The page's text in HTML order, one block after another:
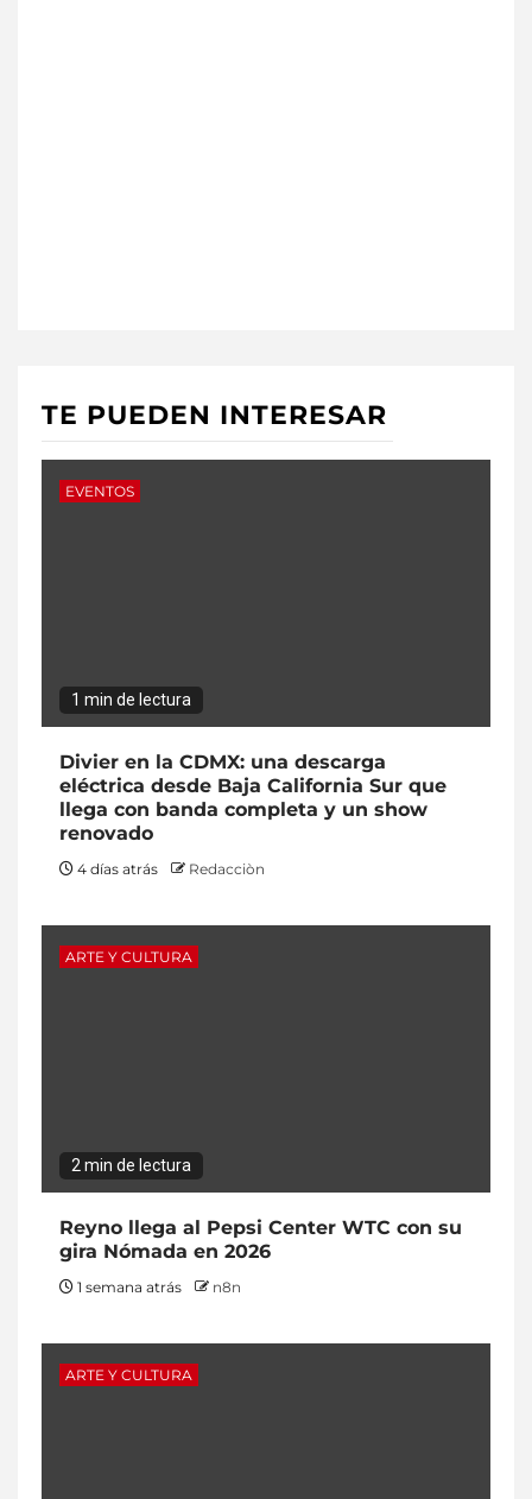
TE PUEDEN INTERESAR
EVENTOS
1 min de lectura
Divier en la CDMX: una descarga
eléctrica desde Baja California Sur que
llega con banda completa y un show
renovado
4 días atrás Redacciòn
ARTE Y CULTURA
2 min de lectura
Reyno llega al Pepsi Center WTC con su
gira Nómada en 2026
1 semana atrás n8n
ARTE Y CULTURA